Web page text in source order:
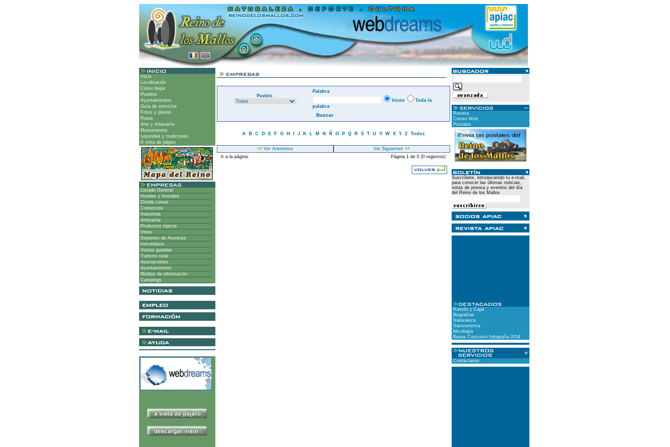
Inicio
Localización
Cómo llegar
Pueblos
Ayuntamientos
Guía de servicios
Fotos y planos
Rutas
Arte y Artesanía
Monumentos
Leyendas y tradiciones
A vista de pájaro
Listado General
Hoteles y hostales
Dónde comer
Comercios
Industrias
Artesanía
Productos típicos
Vinos
Deportes de Aventura
Inmobiliaria
Visitas guiadas
Turismo rural
Asociaciones
Ayuntamientos
Medios de información
Campings
Pueblo
Palabra
Inicio
Toda la
palabra
A B C D E F G H J K L M N Ñ O P Q R S T U V W X Y Z Todos
<<Ver Anteriores Ver Siguientes >>
Ir a la página:
Página 1 de 0 (0 registros)
Revista
Correo Web
Postales
Suscríbete, introduciendo tu e-mail,
para conocer las últimas noticias,
notas de prensa y eventos del día
del Reino de los Mallos
Ramón y Cajal
Biografías
Naturaleza
Gastronomía
Micología
Bases Concurso fotografía 2014
Contáctanos